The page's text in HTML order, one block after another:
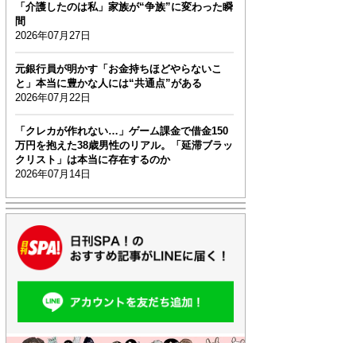
「介護したのは私」家族が“争族”に変わった瞬
間
2026年07月27日
元銀行員が明かす「お金持ちほどやらないこ
と」本当に豊かな人には“共通点”がある
2026年07月22日
「クレカが作れない…」ゲーム課金で借金150
万円を抱えた38歳男性のリアル。「延滞ブラッ
クリスト」は本当に存在するのか
2026年07月14日